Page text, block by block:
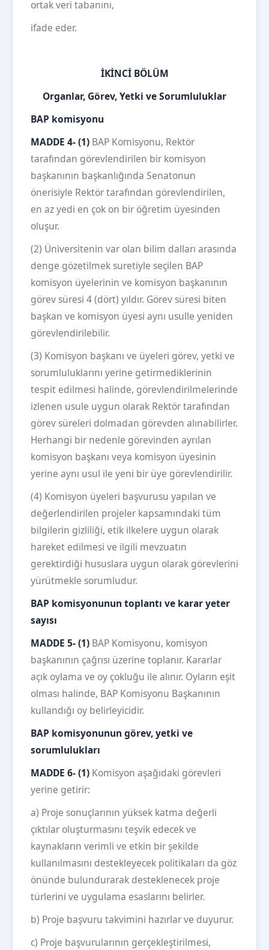
ortak veri tabanını,
ifade eder.
İKİNCİ BÖLÜM
Organlar, Görev, Yetki ve Sorumluluklar
BAP komisyonu
MADDE 4- (1) BAP Komisyonu, Rektör
tarafından görevlendirilen bir komisyon
başkanının başkanlığında Senatonun
önerisiyle Rektör tarafından görevlendirilen,
en az yedi en çok on bir öğretim üyesinden
oluşur.
(2) Üniversitenin var olan bilim dalları arasında
denge gözetilmek suretiyle seçilen BAP
komisyon üyelerinin ve komisyon başkanının
görev süresi 4 (dört) yıldır. Görev süresi biten
başkan ve komisyon üyesi aynı usulle yeniden
görevlendirilebilir.
(3) Komisyon başkanı ve üyeleri görev, yetki ve
sorumluluklarını yerine getirmediklerinin
tespit edilmesi halinde, görevlendirilmelerinde
izlenen usule uygun olarak Rektör tarafından
görev süreleri dolmadan görevden alınabilirler.
Herhangi bir nedenle görevinden ayrılan
komisyon başkanı veya komisyon üyesinin
yerine aynı usul ile yeni bir üye görevlendirilir.
(4) Komisyon üyeleri başvurusu yapılan ve
değerlendirilen projeler kapsamındaki tüm
bilgilerin gizliliği, etik ilkelere uygun olarak
hareket edilmesi ve ilgili mevzuatın
gerektirdiği hususlara uygun olarak görevlerini
yürütmekle sorumludur.
BAP komisyonunun toplantı ve karar yeter
sayısı
MADDE 5- (1) BAP Komisyonu, komisyon
başkanının çağrısı üzerine toplanır. Kararlar
açık oylama ve oy çokluğu ile alınır. Oyların eşit
olması halinde, BAP Komisyonu Başkanının
kullandığı oy belirleyicidir.
BAP komisyonunun görev, yetki ve
sorumlulukları
MADDE 6- (1) Komisyon aşağıdaki görevleri
yerine getirir:
a) Proje sonuçlarının yüksek katma değerli
çıktılar oluşturmasını teşvik edecek ve
kaynakların verimli ve etkin bir şekilde
kullanılmasını destekleyecek politikaları da göz
önünde bulundurarak desteklenecek proje
türlerini ve uygulama esaslarını belirler.
b) Proje başvuru takvimini hazırlar ve duyurur.
c) Proje başvurularının gerçekleştirilmesi,